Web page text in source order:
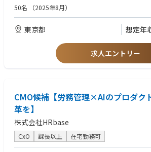
■業務事例：https://prtimes.jp/main/html/rd/p/
html
【キャンサースキャンでACDとして働く魅力】
・クリエイティブスキルを社会課題にダイレクト
・自身の企画を社会実装する前に、小規模パイロ
■歓迎条件
2. 家電メーカーでの勤務経験
3. 新規市場／新規チャネルの立ち上げ経験
4. VMDやブランドストア展開の実務経験
5. デジタル施策（デジタルサイネージ、CRM連動
50名 （2025年8月）
東京都 想定年
求人エントリー
CMO候補【労務管理×AIのプロダク
革を】
株式会社HRbase
CxO 課長以上 在宅勤務可